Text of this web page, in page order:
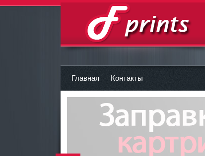
Заправка картриджа Киев
Главная Контакты